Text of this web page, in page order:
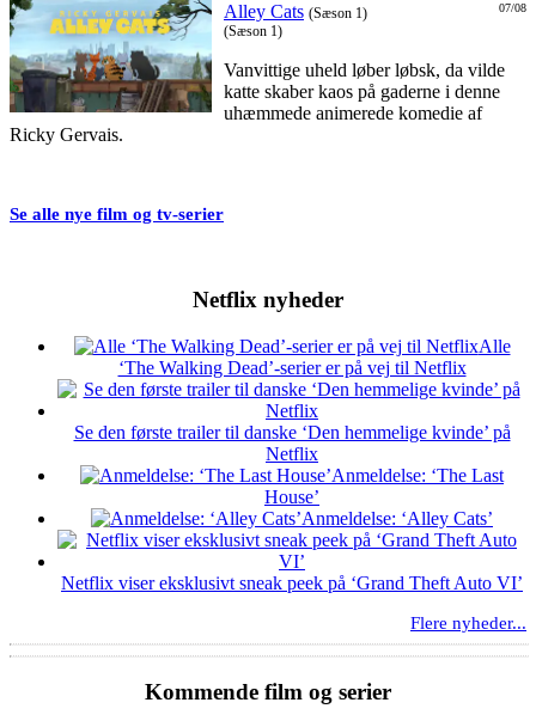
07/08
Alley Cats (Sæson 1)
(Sæson 1)
Vanvittige uheld løber løbsk, da vilde
katte skaber kaos på gaderne i denne
uhæmmede animerede komedie af
Ricky Gervais.
Se alle nye film og tv-serier
Netflix nyheder
Alle
‘The Walking Dead’-serier er på vej til Netflix
Se den første trailer til danske ‘Den hemmelige kvinde’ på
Netflix
Anmeldelse: ‘The Last
House’
Anmeldelse: ‘Alley Cats’
Netflix viser eksklusivt sneak peek på ‘Grand Theft Auto VI’
Flere nyheder...
Kommende film og serier